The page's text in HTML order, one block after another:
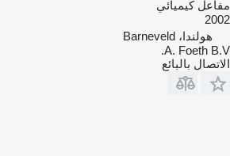
مفاعل كيميائي
2002
هولندا، Barneveld
A. Foeth B.V.
الاتصال بالبائع